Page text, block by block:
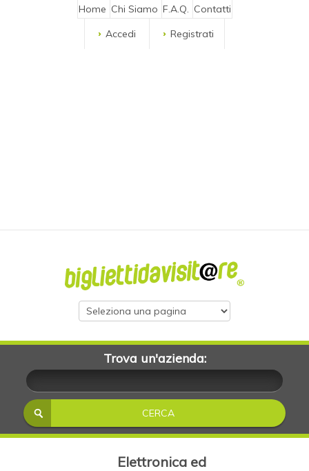
Home Chi Siamo F.A.Q. Contatti
Accedi
Registrati
Trova un'azienda:
Elettronica ed